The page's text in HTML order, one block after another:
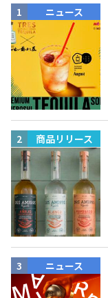
お問合せ
Contact
Tequila
ニュース
商品リリース
ニュース